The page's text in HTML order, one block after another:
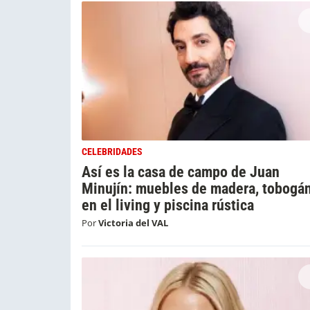
CELEBRIDADES
Así es la casa de campo de Juan
Minujín: muebles de madera,
en el living y piscina rústica
PorVictoria del VAL